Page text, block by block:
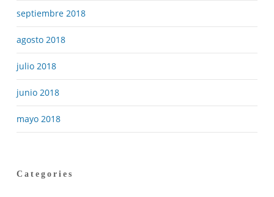
septiembre 2018
agosto 2018
julio 2018
junio 2018
mayo 2018
Categories